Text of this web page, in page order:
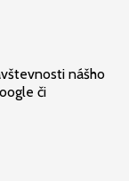
nášho
či